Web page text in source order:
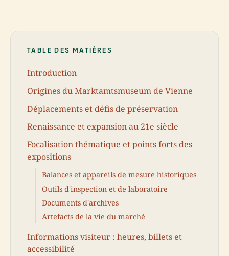
TABLE DES MATIÈRES
Introduction
Origines du Marktamtsmuseum de Vienne
Déplacements et défis de préservation
Renaissance et expansion au 21e siècle
Focalisation thématique et points forts des
expositions
Balances et appareils de mesure historiques
Outils d'inspection et de laboratoire
Documents d'archives
Artefacts de la vie du marché
Informations visiteur : heures, billets et
accessibilité